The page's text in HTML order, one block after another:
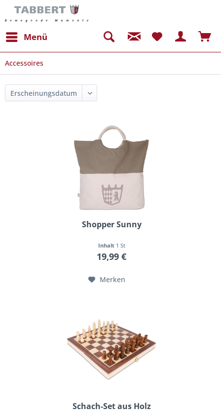
Menü
Accessoires
Shopper Sunny
Inhalt 1 St
19,99 €
Merken
Schach-Set aus Holz